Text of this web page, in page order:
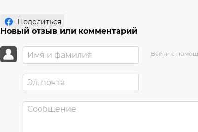
Поделиться
Новый отзыв или комментарий
Войти с